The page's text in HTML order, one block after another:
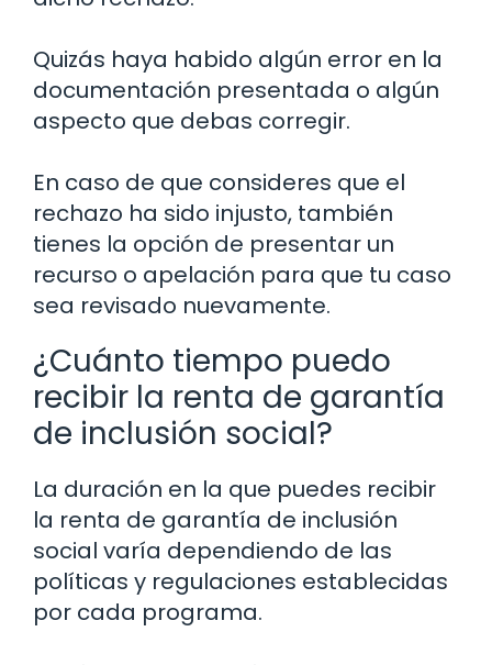
Quizás haya habido algún error en la
documentación presentada o algún
aspecto que debas corregir.
En caso de que consideres que el
rechazo ha sido injusto, también
tienes la opción de presentar un
recurso o apelación para que tu caso
sea revisado nuevamente.
¿Cuánto tiempo puedo
recibir la renta de garantía
de inclusión social?
La duración en la que puedes recibir
la renta de garantía de inclusión
social varía dependiendo de las
políticas y regulaciones establecidas
por cada programa.